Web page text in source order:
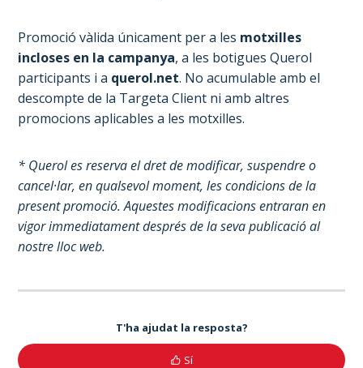
Promoció vàlida únicament per a les motxilles
incloses en la campanya, a les botigues Querol
participants i a querol.net. No acumulable amb el
descompte de la Targeta Client ni amb altres
promocions aplicables a les motxilles.
* Querol es reserva el dret de modificar, suspendre o
cancel·lar, en qualsevol moment, les condicions de la
present promoció. Aquestes modificacions entraran en
vigor immediatament després de la seva publicació al
nostre lloc web.
T'ha ajudat la resposta?
Sí